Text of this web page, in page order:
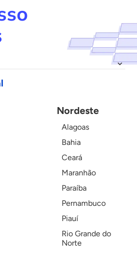
Notícias
Nordeste
Alagoas
Bahia
Ceará
Maranhão
Paraíba
Pernambuco
Piauí
Rio Grande do
Norte